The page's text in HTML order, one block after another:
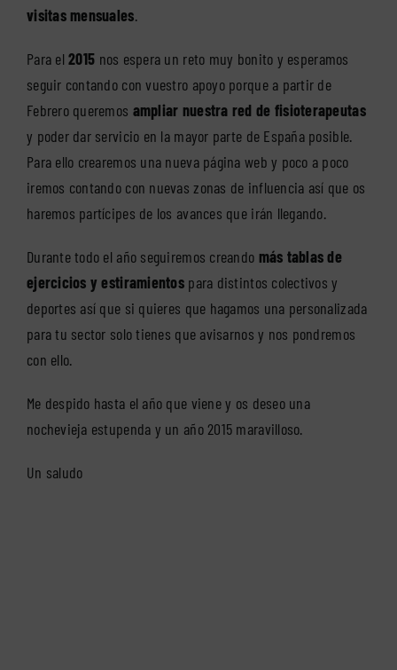
visitas mensuales.
Para el2015 nos espera un reto muy bonito y esperamos
seguir contando con vuestro apoyo porque a partir de
Febrero queremos ampliar nuestra red de fisioterapeutas
y poder dar servicio en la mayor parte de España posible.
Para ello crearemos una nueva página web y poco a poco
iremos contando con nuevas zonas de influencia así que os
haremos partícipes de los avances que irán llegando.
Durante todo el año seguiremos creando más tablas de
ejercicios y estiramientos para distintos colectivos y
deportes así que si quieres que hagamos una personalizada
para tu sector solo tienes que avisarnos y nos pondremos
con ello.
Me despido hasta el año que viene y os deseo una
nochevieja estupenda y un año 2015 maravilloso.
Un saludo